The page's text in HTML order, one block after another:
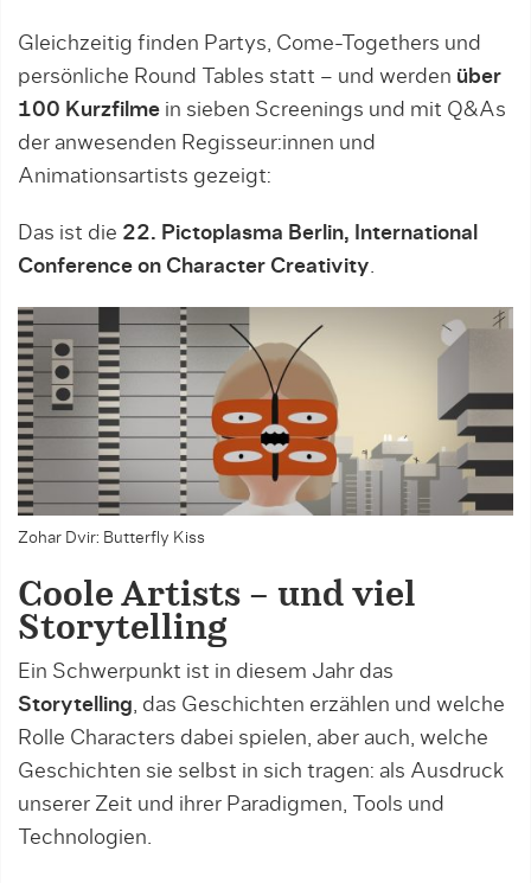
Gleichzeitig finden Partys, Come-Togethers und
persönliche Round Tables statt – und werden über
100 Kurzfilme in sieben Screenings und mit Q&As
der anwesenden Regisseur:innen und
Animationsartists gezeigt:
Das ist die 22. Pictoplasma Berlin, International
Conference on Character Creativity.
Zohar Dvir: Butterfly Kiss
Coole Artists – und viel
Storytelling
Ein Schwerpunkt ist in diesem Jahr das
Storytelling, das Geschichten erzählen und welche
Rolle Characters dabei spielen, aber auch, welche
Geschichten sie selbst in sich tragen: als Ausdruck
unserer Zeit und ihrer Paradigmen, Tools und
Technologien.